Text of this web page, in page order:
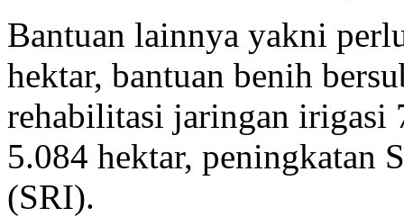
Bantuan lainnya yakni
hektar, bantuan benih
rehabilitasi jaringan irigasi
5.084 hektar, peningkatan
(SRI).